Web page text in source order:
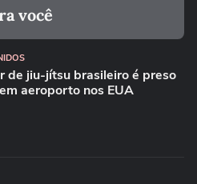
você
de jiu-jítsu brasileiro é preso
aeroporto nos EUA